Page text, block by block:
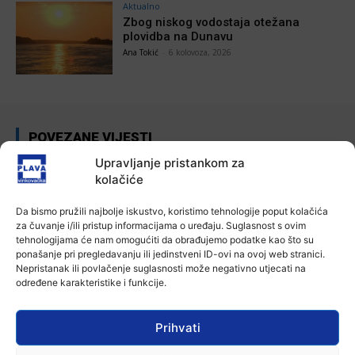
Upravljanje pristankom za
kolačiće
Da bismo pružili najbolje iskustvo, koristimo tehnologije poput kolačića
za čuvanje i/ili pristup informacijama o uređaju. Suglasnost s ovim
tehnologijama će nam omogućiti da obrađujemo podatke kao što su
ponašanje pri pregledavanju ili jedinstveni ID-ovi na ovoj web stranici.
Nepristanak ili povlačenje suglasnosti može negativno utjecati na
određene karakteristike i funkcije.
Prihvati
Aktualno
Zbog niskog vodostaja otežana
plovidba na Dunavu
Ana Tokić 6 kolovoza, 2026
POVEZANE VIJESTI
Aktualno
Autoklub Vinkovci u rujnu će obilježiti
7 kolovoza, 2026
Aktualno
Za dva tjedna započinje još jedna
Divlja liga
Aktualno